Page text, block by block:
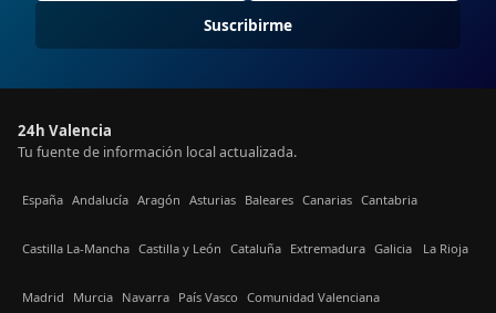
Suscribirme
24h Valencia
Tu fuente de información local actualizada.
España Andalucía Aragón Asturias Baleares Canarias Cantabria
Castilla La-Mancha Castilla y León Cataluña Extremadura Galicia La Rioja
Madrid Murcia Navarra País Vasco Comunidad Valenciana